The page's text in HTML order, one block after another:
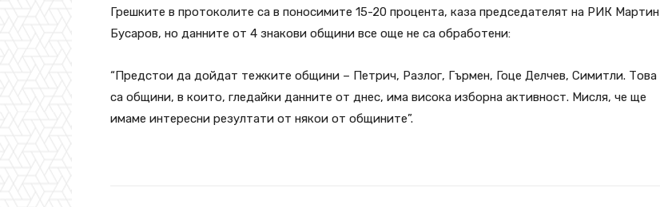
Грешките в протоколите са в поносимите 15-20 процента, каза председателят на РИК Мартин
Бусаров, но данните от 4 знакови общини все още не са обработени:
“Предстои да дойдат тежките общини – Петрич, Разлог, Гърмен, Гоце Делчев, Симитли. Това
са общини, в които, гледайки данните от днес, има висока изборна активност. Мисля, че ще
имаме интересни резултати от някои от общините”.